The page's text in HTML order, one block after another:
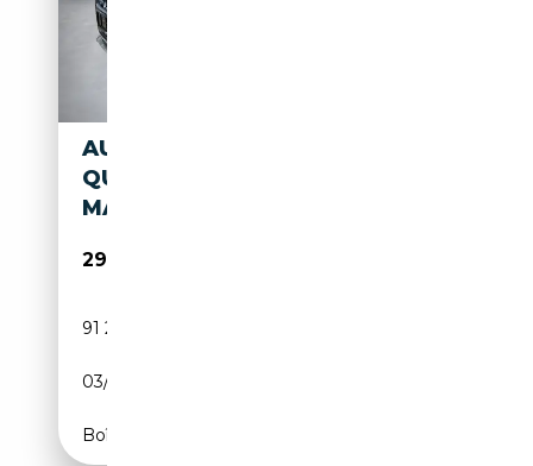
AUDI A5 A5 CABRIOLET TFSI
QUATTRO S LINE SPORT
MAGNETICR
29 970€
91 215 km
03/2019
Boîte automatique